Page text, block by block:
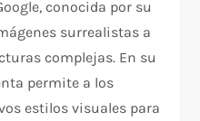
conocida por su
surrealistas a
complejas. En su
permite a los
estilos visuales para